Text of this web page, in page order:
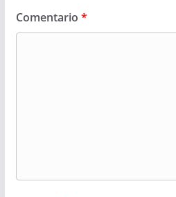
Comentario *